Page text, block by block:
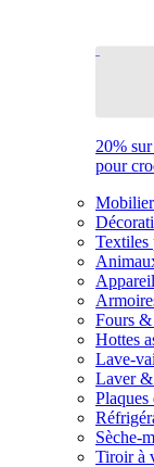
20%
pour
Mobilier
Textiles
Fours &
Hottes
Lave-
Laver &
Plaques
Sèche-
Tiroir à